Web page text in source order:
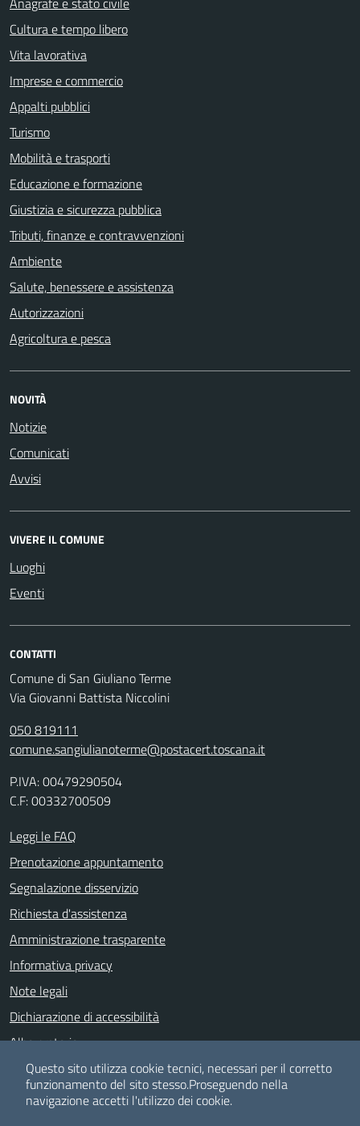
Cultura e tempo libero
Vita lavorativa
Imprese e commercio
Appalti pubblici
Turismo
Mobilità e trasporti
Educazione e formazione
Giustizia e sicurezza pubblica
Tributi, finanze e contravvenzioni
Ambiente
Salute, benessere e assistenza
Autorizzazioni
Agricoltura e pesca
NOVITÀ
Notizie
Comunicati
Avvisi
VIVERE IL COMUNE
Luoghi
Eventi
CONTATTI
Comune di San Giuliano Terme
Via Giovanni Battista Niccolini
050 819111
comune.sangiulianoterme@postacert.toscana.it
P.IVA: 00479290504
C.F: 00332700509
Leggi le FAQ
Prenotazione appuntamento
Segnalazione disservizio
Richiesta d'assistenza
Amministrazione trasparente
Informativa privacy
Note legali
Dichiarazione di accessibilità
Albo pretorio
Meccanismo di feedback
Questo sito utilizza cookie tecnici, necessari per il corretto
funzionamento del sito stesso.Proseguendo nella
navigazione accetti l'utilizzo dei cookie.